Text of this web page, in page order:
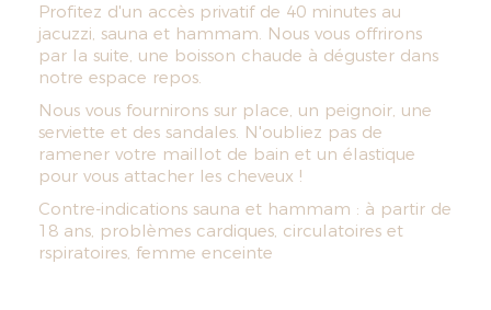
Profitez d'un accès privatif de 40 minutes au
jacuzzi, sauna et hammam. Nous vous offrirons
par la suite, une boisson chaude à déguster dans
notre espace repos.
Nous vous fournirons sur place, un peignoir, une
serviette et des sandales. N'oubliez pas de
ramener votre maillot de bain et un élastique
pour vous attacher les cheveux !
Contre-indications sauna et hammam : à partir de
18 ans, problèmes cardiques, circulatoires et
rspiratoires, femme enceinte